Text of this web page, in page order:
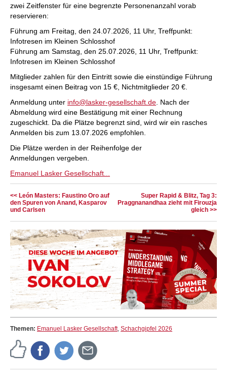
zwei Zeitfenster für eine begrenzte Personenanzahl vorab
reservieren:
Führung am Freitag, den 24.07.2026, 11 Uhr, Treffpunkt:
Infotresen im Kleinen Schlosshof
Führung am Samstag, den 25.07.2026, 11 Uhr, Treffpunkt:
Infotresen im Kleinen Schlosshof
Mitglieder zahlen für den Eintritt sowie die einstündige Führung
insgesamt einen Beitrag von 15 €, Nichtmitglieder 20 €.
Anmeldung unter info@lasker-gesellschaft.de . Nach der
Abmeldung wird eine Bestätigung mit einer Rechnung
zugeschickt. Da die Plätze begrenzt sind, wird wir ein rasches
Anmelden bis zum 13.07.2026 empfohlen.
Die Plätze werden in der Reihenfolge der
Anmeldungen vergeben.
Emanuel Lasker Gesellschaft...
<< León Masters: Faustino Oro auf
den Spuren von Anand, Kasparov
und Carlsen
Super Rapid & Blitz, Tag 3:
Praggnanandhaa zieht mit Firouzja
gleich >>
Themen: Emanuel Lasker Gesellschaft, Schachgipfel 2026